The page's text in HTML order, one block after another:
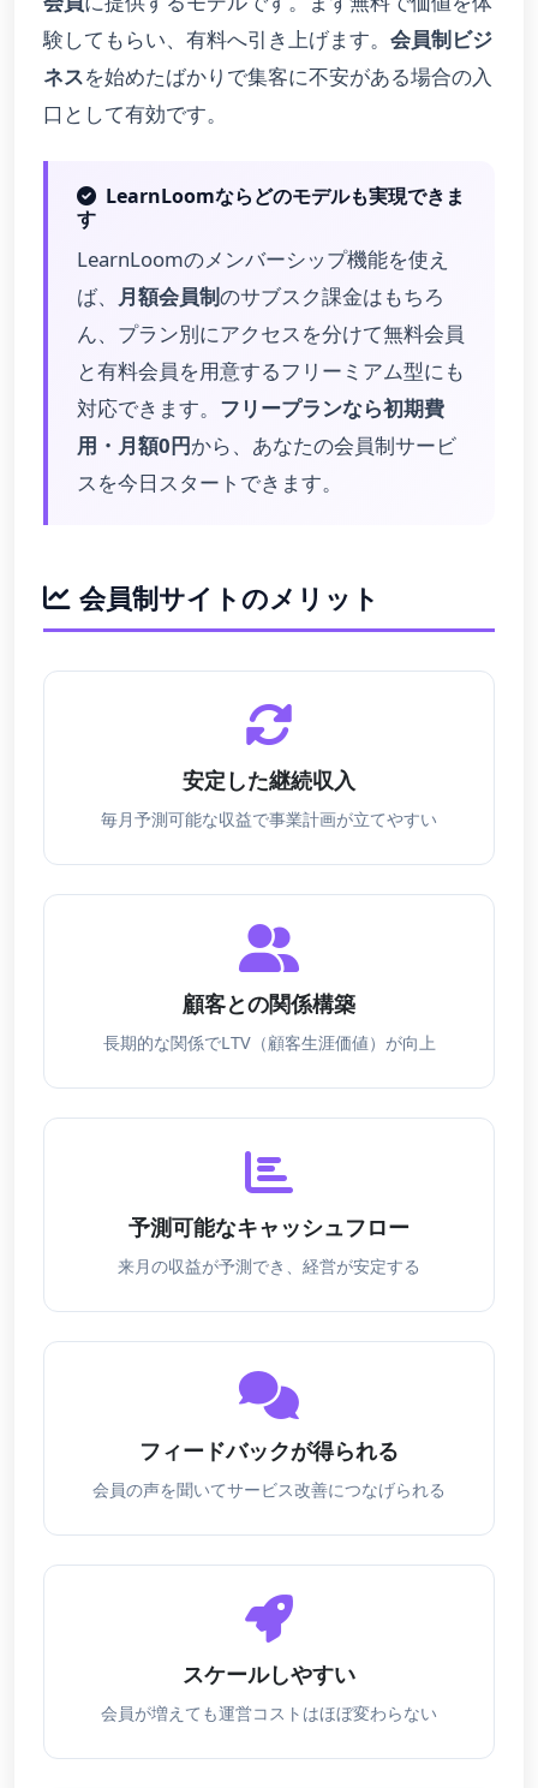
験してもらい、有料へ引き上げます。 会員制ビジ
ネスを始めたばかりで集客に不安がある場合の入
口として有効です。
LearnLoomならどのモデルも実現できま
す
LearnLoomのメンバーシップ機能を使え
ば、
月額会員制のサブスク課金はもちろ
ん、プラン別にアクセスを分けて無料会員
と有料会員を用意するフリーミアム型にも
対応できます。 フリープランなら初期費
用・月額0円から、あなたの会員制サービ
スを今日スタートできます。
会員制サイトのメリット
安定した継続収入
毎月予測可能な収益で事業計画が立てやすい
顧客との関係構築
長期的な関係でLTV（顧客生涯価値）が向上
予測可能なキャッシュフロー
来月の収益が予測でき、経営が安定する
フィードバックが得られる
会員の声を聞いてサービス改善につなげられる
スケールしやすい
会員が増えても運営コストはほぼ変わらない